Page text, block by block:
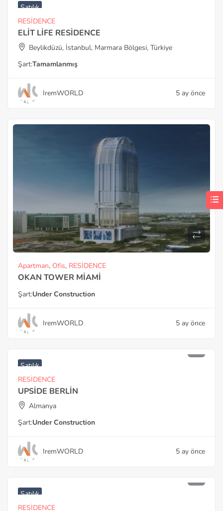
Satılık
RESİDENCE
ELİT LİFE RESİDENCE
Beylikdüzü, İstanbul, Marmara Bölgesi, Türkiye
Şart:Tamamlanmış
IremWORLD 5 ay önce
Apartman, Ofis, RESİDENCE
OKAN TOWER MİAMİ
Şart:Under Construction
IremWORLD 5 ay önce
Satılık
RESİDENCE
UPSİDE BERLİN
Almanya
Şart:Under Construction
IremWORLD 5 ay önce
Satılık
RESİDENCE